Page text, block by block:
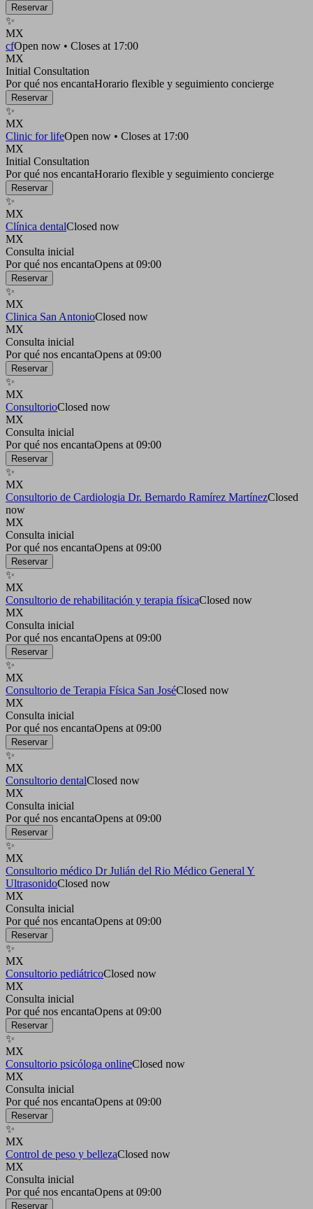
Reservar
✨
MX
cfOpen now • Closes at 17:00
MX
Initial Consultation
Por qué nos encantaHorario flexible y seguimiento concierge
Reservar
✨
MX
Clinic for lifeOpen now • Closes at 17:00
MX
Initial Consultation
Por qué nos encantaHorario flexible y seguimiento concierge
Reservar
✨
MX
Clínica dentalClosed now
MX
Consulta inicial
Por qué nos encantaOpens at 09:00
Reservar
✨
MX
Clinica San AntonioClosed now
MX
Consulta inicial
Por qué nos encantaOpens at 09:00
Reservar
✨
MX
ConsultorioClosed now
MX
Consulta inicial
Por qué nos encantaOpens at 09:00
Reservar
✨
MX
Consultorio de Cardiologia Dr. Bernardo Ramírez MartínezClosed
now
MX
Consulta inicial
Por qué nos encantaOpens at 09:00
Reservar
✨
MX
Consultorio de rehabilitación y terapia físicaClosed now
MX
Consulta inicial
Por qué nos encantaOpens at 09:00
Reservar
✨
MX
Consultorio de Terapia Física San JoséClosed now
MX
Consulta inicial
Por qué nos encantaOpens at 09:00
Reservar
✨
MX
Consultorio dentalClosed now
MX
Consulta inicial
Por qué nos encantaOpens at 09:00
Reservar
✨
MX
Consultorio médico Dr Julián del Rio Médico General Y
UltrasonidoClosed now
MX
Consulta inicial
Por qué nos encantaOpens at 09:00
Reservar
✨
MX
Consultorio pediátricoClosed now
MX
Consulta inicial
Por qué nos encantaOpens at 09:00
Reservar
✨
MX
Consultorio psicóloga onlineClosed now
MX
Consulta inicial
Por qué nos encantaOpens at 09:00
Reservar
✨
MX
Control de peso y bellezaClosed now
MX
Consulta inicial
Por qué nos encantaOpens at 09:00
Reservar